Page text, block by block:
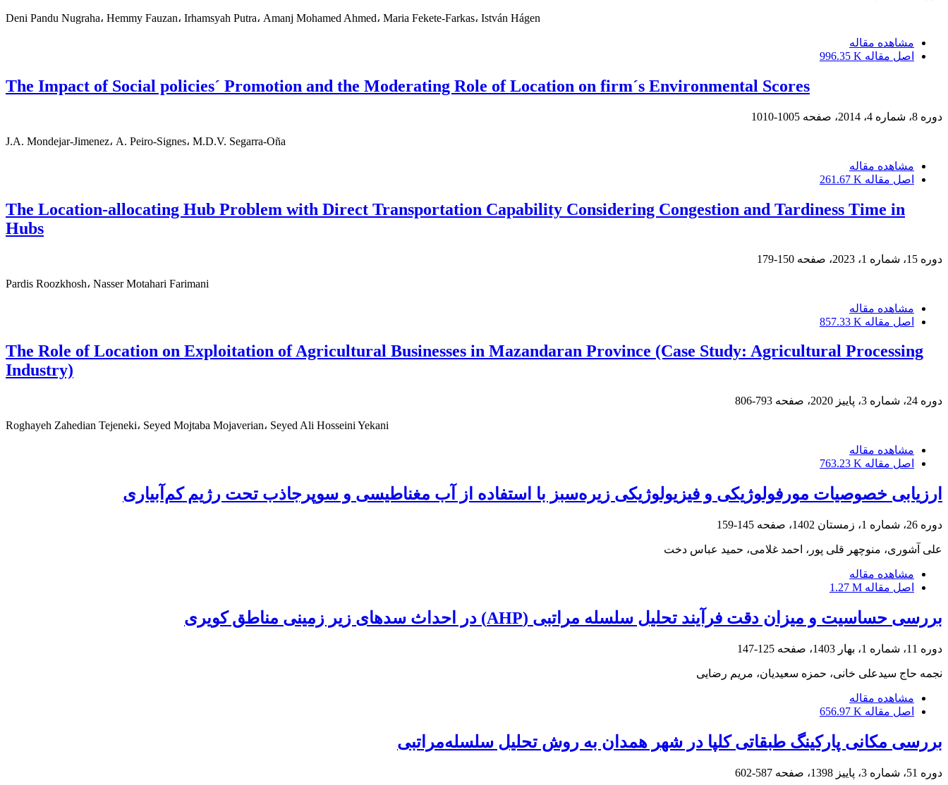
Deni Pandu Nugraha، Hemmy Fauzan، Irhamsyah Putra، Amanj Mohamed Ahmed، Maria Fekete-Farkas، István Hágen
مشاهده مقاله
اصل مقاله 996.35 K
The Impact of Social policies´ Promotion and the Moderating Role of Location on firm´s Environmental Scores
دوره 8، شماره 4، 2014، صفحه 1005-1010
J.A. Mondejar-Jimenez، A. Peiro-Signes، M.D.V. Segarra-Oña
مشاهده مقاله
اصل مقاله 261.67 K
The Location-allocating Hub Problem with Direct Transportation Capability Considering Congestion and Tardiness Time in
Hubs
دوره 15، شماره 1، 2023، صفحه 150-179
Pardis Roozkhosh، Nasser Motahari Farimani
مشاهده مقاله
اصل مقاله 857.33 K
The Role of Location on Exploitation of Agricultural Businesses in Mazandaran Province (Case Study: Agricultural Processing
Industry)
دوره 24، شماره 3، پاییز 2020، صفحه 793-806
Roghayeh Zahedian Tejeneki، Seyed Mojtaba Mojaverian، Seyed Ali Hosseini Yekani
مشاهده مقاله
اصل مقاله 763.23 K
ارزیابی خصوصیات مورفولوژیکی و فیزیولوژیکی زیره‌سبز با استفاده از آب مغناطیسی و سوپرجاذب تحت رژیم کم‌آبیاری
دوره 26، شماره 1، زمستان 1402، صفحه 145-159
علی آشوری، منوچهر قلی پور، احمد غلامی، حمید عباس دخت
مشاهده مقاله
اصل مقاله 1.27 M
بررسی حساسیت و میزان دقت فرآیند تحلیل سلسله مراتبی (AHP) در احداث سدهای زیر زمینی مناطق کویری
دوره 11، شماره 1، بهار 1403، صفحه 125-147
نجمه حاج سیدعلی خانی، حمزه سعیدیان، مریم رضایی
مشاهده مقاله
اصل مقاله 656.97 K
بررسی مکانی پارکینگ طبقاتی کلپا در شهر همدان به‌ روش تحلیل سلسله‌مراتبی
دوره 51، شماره 3، پاییز 1398، صفحه 587-602